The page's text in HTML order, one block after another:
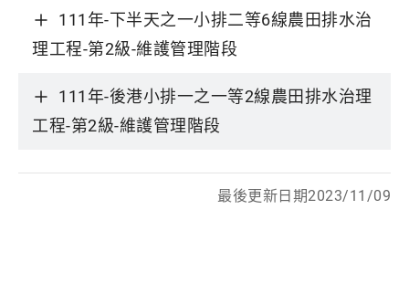
111年-下半天之一小排二等6線農田排水治
理工程-第2級-維護管理階段
111年-後港小排一之一等2線農田排水治理
工程-第2級-維護管理階段
最後更新日期2023/11/09